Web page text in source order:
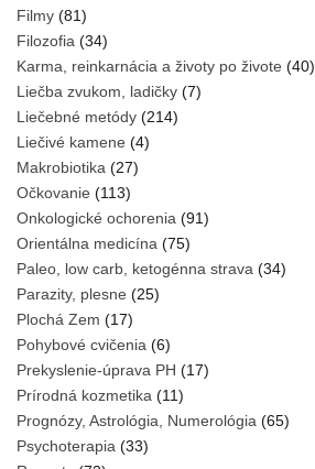
Filmy (81)
Filozofia (34)
Karma, reinkarnácia a životy po živote (40)
Liečba zvukom, ladičky (7)
Liečebné metódy (214)
Liečivé kamene (4)
Makrobiotika (27)
Očkovanie (113)
Onkologické ochorenia (91)
Orientálna medicína (75)
Paleo, low carb, ketogénna strava (34)
Parazity, plesne (25)
Plochá Zem (17)
Pohybové cvičenia (6)
Prekyslenie-úprava PH (17)
Prírodná kozmetika (11)
Prognózy, Astrológia, Numerológia (65)
Psychoterapia (33)